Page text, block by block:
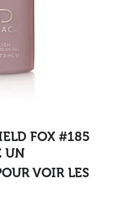
FOX #185
UN
VOIR LES